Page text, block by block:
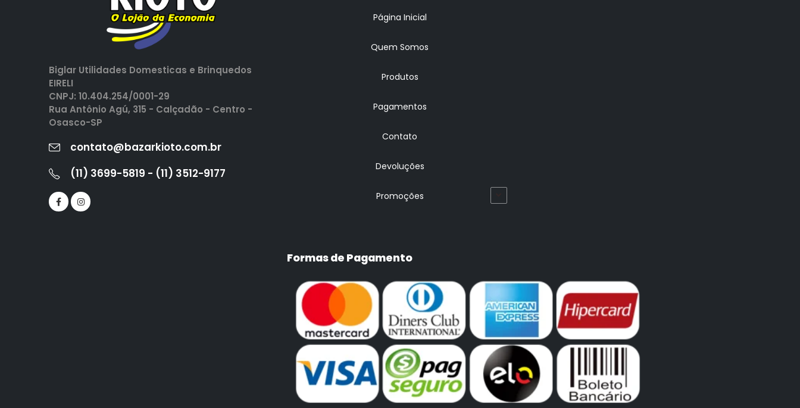
Biglar Utilidades Domesticas e Brinquedos
EIRELI
CNPJ: 10.404.254/0001-29
Rua Antônio Agú, 315 - Calçadão - Centro -
Osasco-SP
contato@bazarkioto.com.br
(11) 3699-5819 - (11) 3512-9177
Página Inicial
Quem Somos
Produtos
Pagamentos
Contato
Devoluções
Promoções
Formas de Pagamento